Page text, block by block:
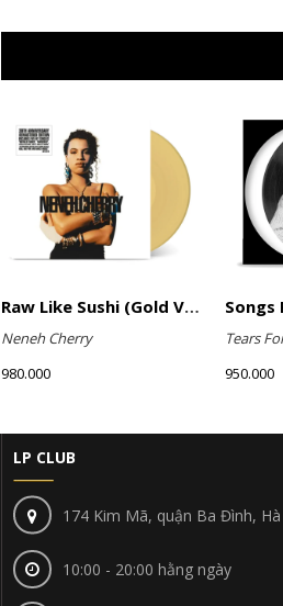
Raw Like Sushi (Gold Vinyl)
Neneh Cherry
980.000
Tears
950.000
LP CLUB
174 Kim Mã, quận Ba Đình,
10:00 - 20:00 hằng ngày